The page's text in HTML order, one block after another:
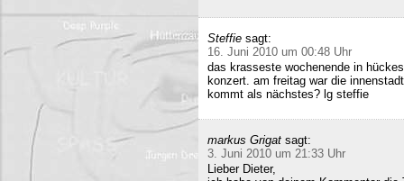
Steffie sagt:
16. Juni 2010 um 00:48 Uhr
das krasseste wochenende in
konzert. am freitag war die
kommt als nächstes? lg steffie
markus Grigat sagt:
3. Juni 2010 um 21:33 Uhr
Lieber Dieter,